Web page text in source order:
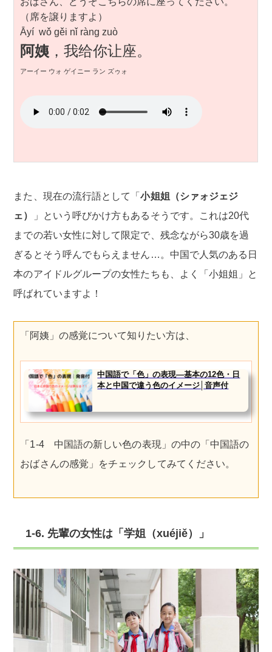
（席を譲りますよ）
Āyí wǒ gěi nǐ ràng zuò
阿姨 ，我给你让座。
アーイー ウォ ゲイニー ラン ズゥォ
また、現在の流行語として「小姐姐（シァォジェジ
ェ）
」という呼びかけ方もあるそうです。これは20代
までの若い女性に対して限定で、残念ながら30歳を過
ぎるとそう呼んでもらえません…。中国で人気のある日
本のアイドルグループの女性たちも、よく「小姐姐」と
呼ばれていますよ！
「阿姨」の感覚について知りたい方は、
中国語で「色」の表現―基本の12色・日
本と中国で違う色のイメージ│音声付
「1-4 中国語の新しい色の表現」の中の「中国語の
おばさんの感覚」をチェックしてみてください。
1-6. 先輩の女性は「学姐（xuéjiě）」